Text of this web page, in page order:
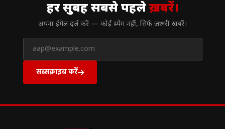
हर सुबह सबसे पहलेख़बरें।
अपना ईमेल दर्ज करें — कोई स्पैम नहीं, सिर्फ ज़रूरी खबरें।
सब्सक्राइब करें